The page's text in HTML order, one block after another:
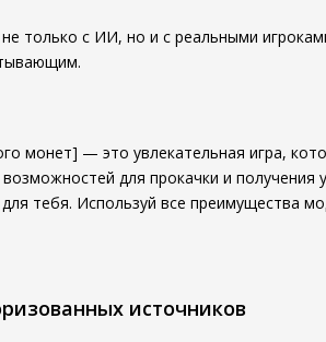
только с ИИ, но и с реальными
монет] — это увлекательная игра,
для прокачки и
тебя. Используй все преимущества
источников